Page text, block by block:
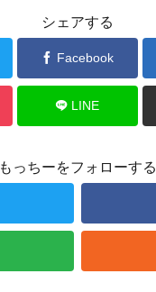
シェアする
Facebook
LINE
もっちーをフォローする